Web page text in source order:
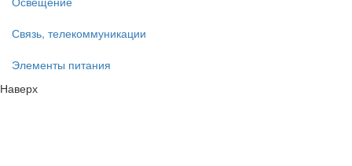
Связь, телекоммуникации
Элементы питания
Наверх